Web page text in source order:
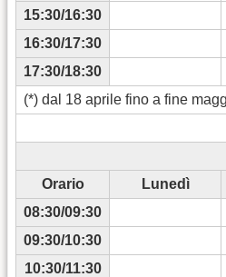
15:30/16:30
16:30/17:30
17:30/18:30
(*) dal 18 aprile fino a fine
Orario
Lunedì
08:30/09:30
09:30/10:30
10:30/11:30